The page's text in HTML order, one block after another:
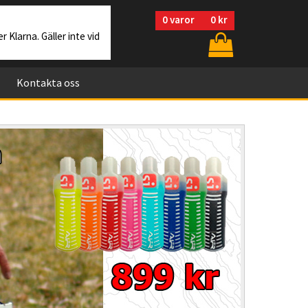
0varor 0 kr
Klarna. Gäller inte vid
Kontakta oss